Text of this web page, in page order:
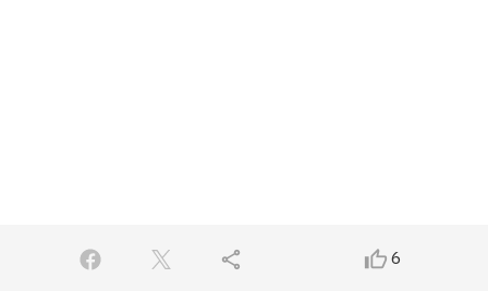
share thumb_up_alt6